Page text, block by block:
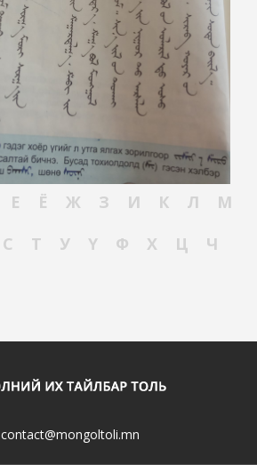
Е Ё Ж З И К Л
М
С Т У Ү Ф Х Ц
Ч
contact@mongoltoli.mn